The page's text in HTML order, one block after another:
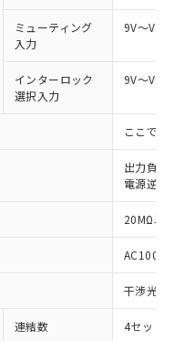
ミューティング
入力
9V～Vs
インターロック
選択入力
9V～Vs
ここでの
出力負荷
電源逆接
20MΩ以
干渉光回
連結数 4セット
（10物質）の
る予定のある